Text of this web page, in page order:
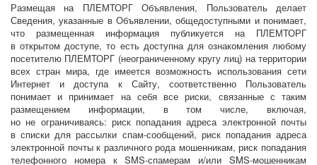
Размещая на ПЛЕМТОРГ Объявления, Пользователь делает
Сведения, указанные в Объявлении, общедоступными и понимает,
что размещенная информация публикуется на ПЛЕМТОРГ
в открытом доступе, то есть доступна для ознакомления любому
посетителю ПЛЕМТОРГ (неограниченному кругу лиц) на территории
всех стран мира, где имеется возможность использования сети
Интернет и доступа к Сайту, соответственно Пользователь
понимает и принимает на себя все риски, связанные с таким
размещением информации, в том числе, включая,
но не ограничиваясь: риск попадания адреса электронной почты
в списки для рассылки спам-сообщений, риск попадания адреса
электронной почты к различного рода мошенникам, риск попадания
телефонного номера к SMS-спамерам и/или SMS-мошенникам